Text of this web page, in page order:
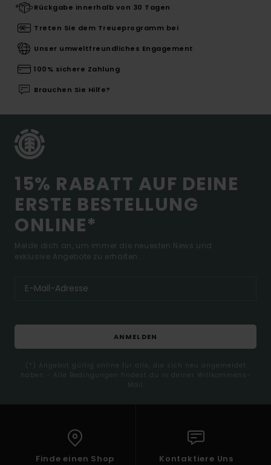
Rückgabe innerhalb von 30 Tagen
Treten Sie dem Treueprogramm bei
Unser umweltfreundliches Engagement
100% sichere Zahlung
Brauchen Sie Hilfe?
15% RABATT AUF DEINE
ERSTE BESTELLUNG
ONLINE*
Melde dich an, um immer die neuesten News und
exklusive Angebote zu erhalten.
ANMELDEN
(*) Angebot gültig online für alle, die sich neu angemeldet
haben - Alle Bedingungen findest du in deiner Willkommens-
Mail
Finde einen Shop Kontaktiere Uns